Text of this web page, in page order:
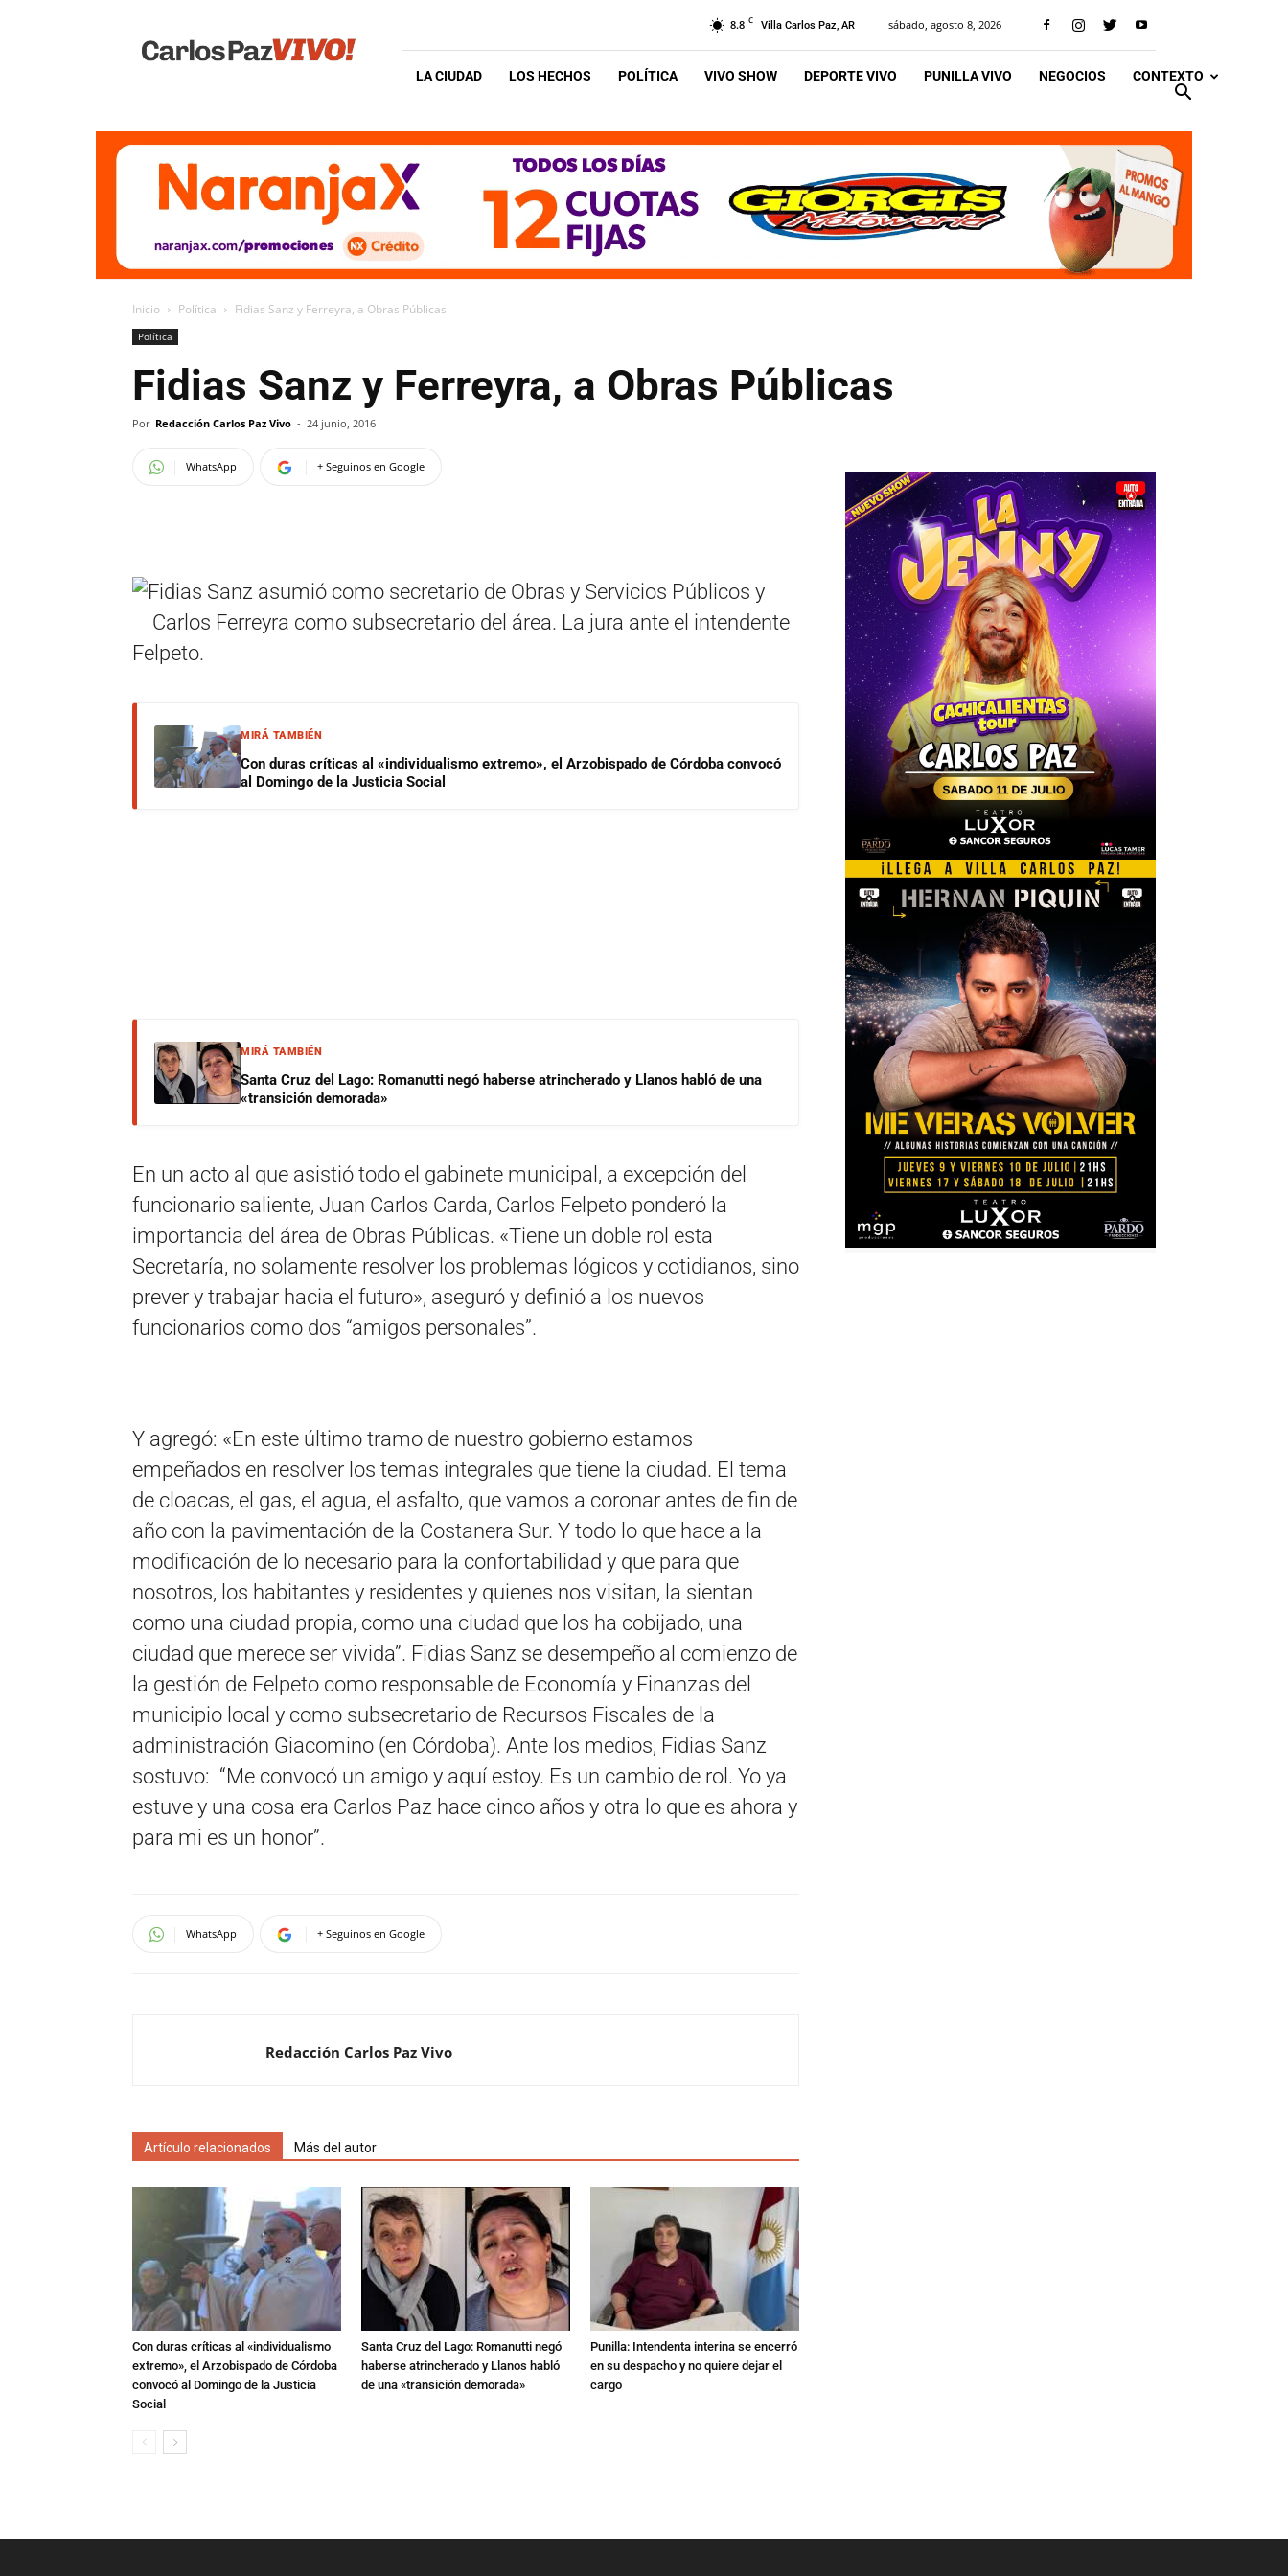
Vivo
8.8 C Villa Carlos Paz, AR sábado, agosto 8, 2026
LA CIUDAD LOS HECHOS POLÍTICA VIVO SHOW DEPORTE VIVO PUNILLA VIVO NEGOCIOS CONTEXTO
Inicio Política Fidias Sanz y Ferreyra, a Obras Públicas
Política
Fidias Sanz y Ferreyra, a Obras Públicas
Por Redacción Carlos Paz Vivo - 24 junio, 2016
WhatsApp + Seguinos en Google
Fidias Sanz asumió como secretario de Obras y Servicios Públicos y
Carlos Ferreyra como subsecretario del área. La jura ante el intendente
Felpeto.
MIRÁ TAMBIÉN
Con duras críticas al «individualismo extremo», el Arzobispado de Córdoba convocó
al Domingo de la Justicia Social
MIRÁ TAMBIÉN
Santa Cruz del Lago: Romanutti negó haberse atrincherado y Llanos habló de una
«transición demorada»
En un acto al que asistió todo el gabinete municipal, a excepción del
funcionario saliente, Juan Carlos Carda, Carlos Felpeto ponderó la
importancia del área de Obras Públicas. «Tiene un doble rol esta
Secretaría, no solamente resolver los problemas lógicos y cotidianos, sino
prever y trabajar hacia el futuro», aseguró y definió a los nuevos
funcionarios como dos “amigos personales”.
Y agregó: «En este último tramo de nuestro gobierno estamos
empeñados en resolver los temas integrales que tiene la ciudad. El tema
de cloacas, el gas, el agua, el asfalto, que vamos a coronar antes de fin de
año con la pavimentación de la Costanera Sur. Y todo lo que hace a la
modificación de lo necesario para la confortabilidad y que para que
nosotros, los habitantes y residentes y quienes nos visitan, la sientan
como una ciudad propia, como una ciudad que los ha cobijado, una
ciudad que merece ser vivida”. Fidias Sanz se desempeño al comienzo de
la gestión de Felpeto como responsable de Economía y Finanzas del
municipio local y como subsecretario de Recursos Fiscales de la
administración Giacomino (en Córdoba). Ante los medios, Fidias Sanz
sostuvo: “Me convocó un amigo y aquí estoy. Es un cambio de rol. Yo ya
estuve y una cosa era Carlos Paz hace cinco años y otra lo que es ahora y
para mi es un honor”.
WhatsApp + Seguinos en Google
Redacción Carlos Paz Vivo
Artículo relacionados Más del autor
Con duras críticas al «individualismo
extremo», el Arzobispado de Córdoba
convocó al Domingo de la Justicia
Social
Santa Cruz del Lago: Romanutti negó
haberse atrincherado y Llanos habló
de una «transición demorada»
Punilla: Intendenta interina se encerró
en su despacho y no quiere dejar el
cargo